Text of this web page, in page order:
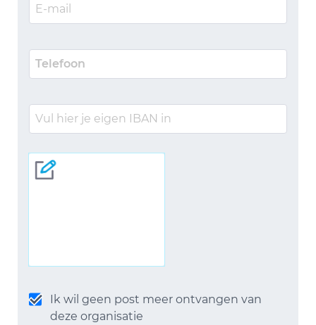
Ik wil geen post meer ontvangen van
deze organisatie